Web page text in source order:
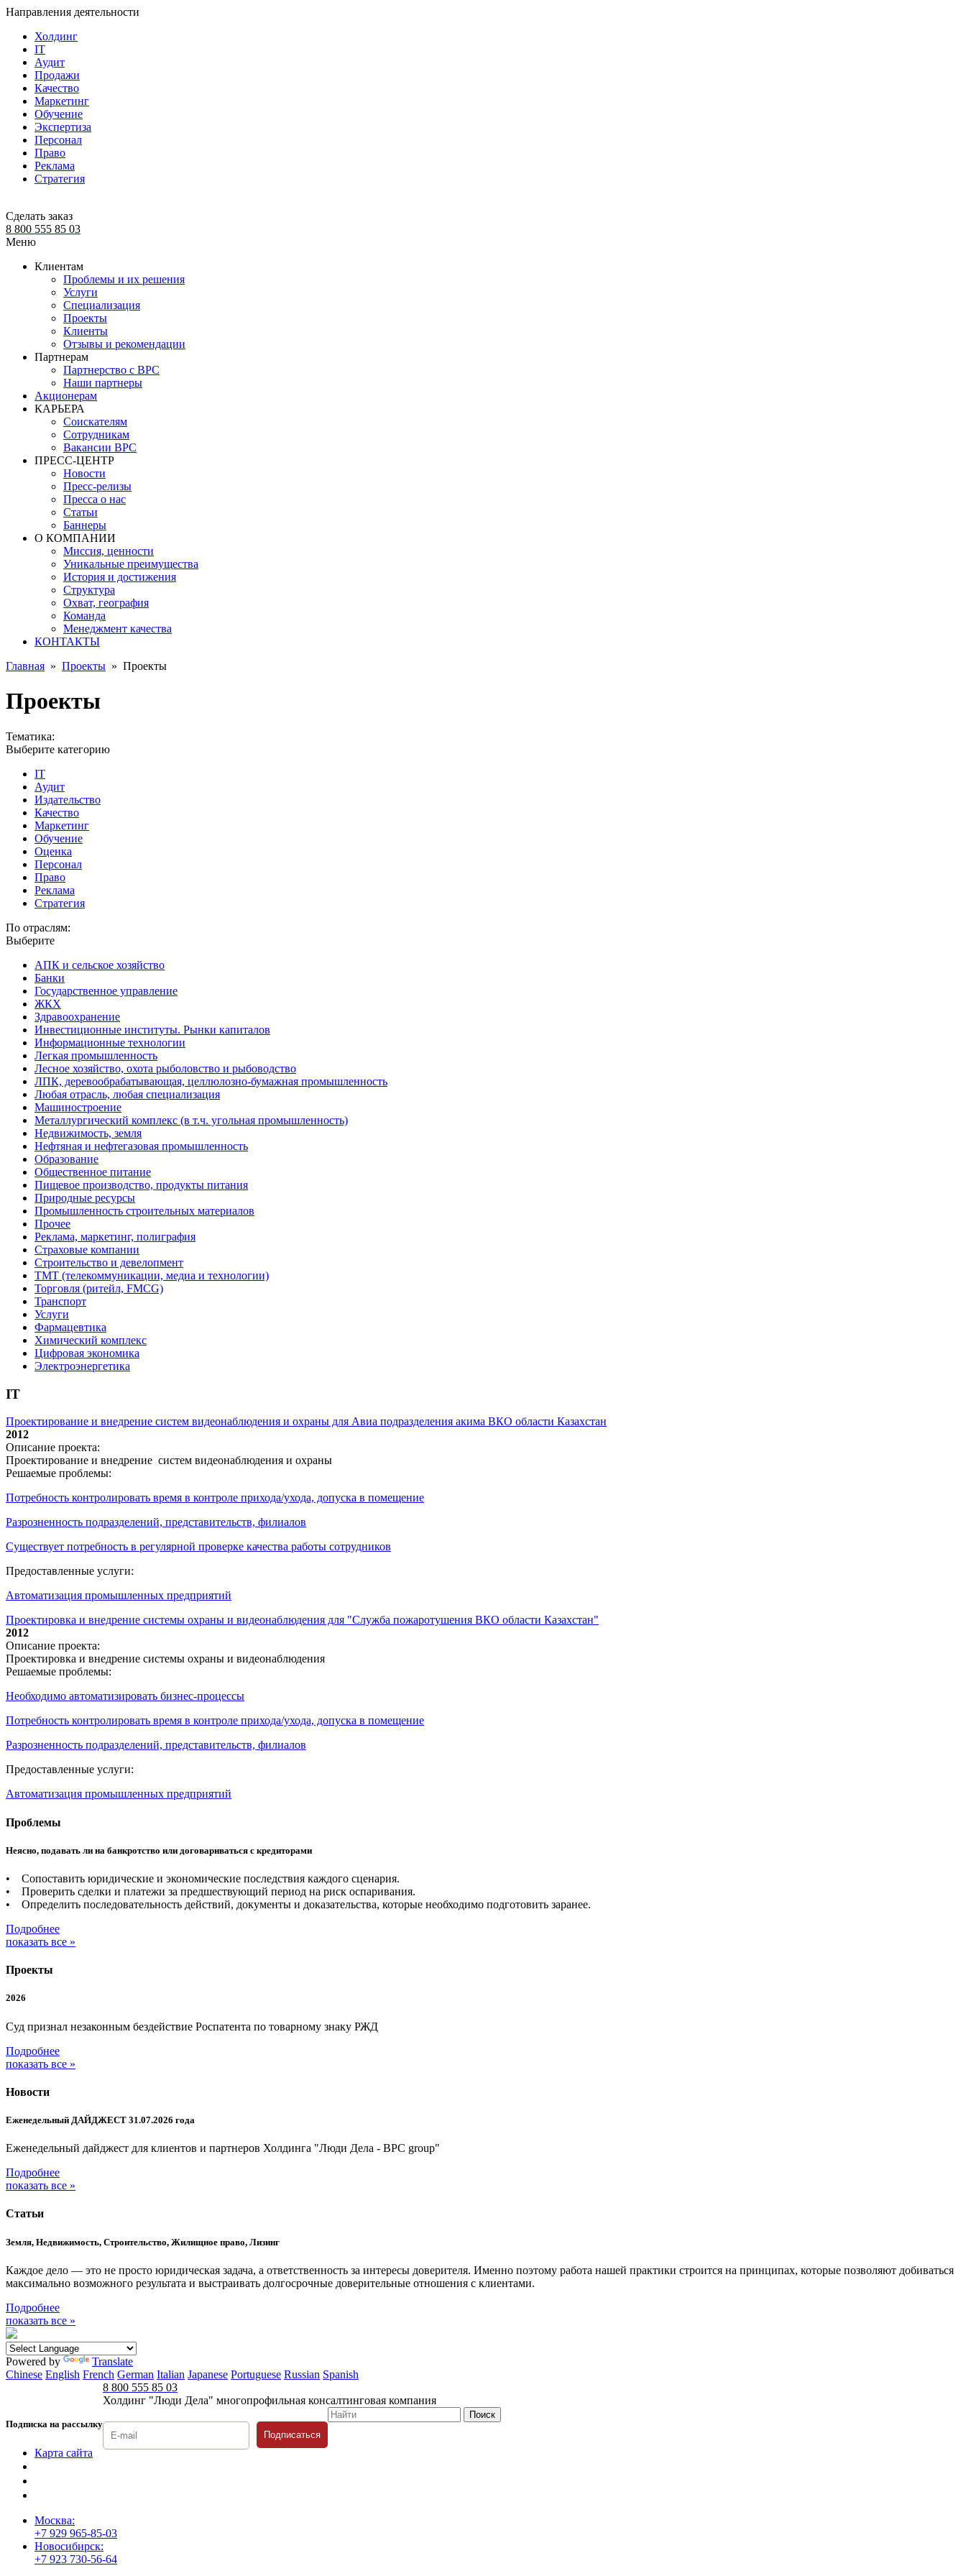
Направления деятельности
Холдинг
IT
Аудит
Продажи
Качество
Маркетинг
Обучение
Экспертиза
Персонал
Право
Реклама
Стратегия
Сделать заказ
8 800 555 85 03
Меню
Клиентам
Проблемы и их решения
Услуги
Специализация
Проекты
Клиенты
Отзывы и рекомендации
Партнерам
Партнерство с BPC
Наши партнеры
Акционерам
КАРЬЕРА
Соискателям
Сотрудникам
Вакансии BPC
ПРЕСС-ЦЕНТР
Новости
Пресс-релизы
Пресса о нас
Статьи
Баннеры
О КОМПАНИИ
Миссия, ценности
Уникальные преимущества
История и достижения
Структура
Охват, география
Команда
Менеджмент качества
КОНТАКТЫ
Главная » Проекты » Проекты
Проекты
Тематика:
Выберите категорию
IT
Аудит
Издательство
Качество
Маркетинг
Обучение
Оценка
Персонал
Право
Реклама
Стратегия
По отраслям:
Выберите
АПК и сельское хозяйство
Банки
Государственное управление
ЖКХ
Здравоохранение
Инвестиционные институты. Рынки капиталов
Информационные технологии
Легкая промышленность
Лесное хозяйство, охота рыболовство и рыбоводство
ЛПК, деревообрабатывающая, целлюлозно-бумажная промышленность
Любая отрасль, любая специализация
Машиностроение
Металлургический комплекс (в т.ч. угольная промышленность)
Недвижимость, земля
Нефтяная и нефтегазовая промышленность
Образование
Общественное питание
Пищевое производство, продукты питания
Природные ресурсы
Промышленность строительных материалов
Прочее
Реклама, маркетинг, полиграфия
Страховые компании
Строительство и девелопмент
ТМТ (телекоммуникации, медиа и технологии)
Торговля (ритейл, FMCG)
Транспорт
Услуги
Фармацевтика
Химический комплекс
Цифровая экономика
Электроэнергетика
IT
Проектирование и внедрение систем видеонаблюдения и охраны для Авиа подразделения акима ВКО области Казахстан
2012
Описание проекта:
Проектирование и внедрение систем видеонаблюдения и охраны
Решаемые проблемы:
Потребность контролировать время в контроле прихода/ухода, допуска в помещение
Разрозненность подразделений, представительств, филиалов
Существует потребность в регулярной проверке качества работы сотрудников
Предоставленные услуги:
Автоматизация промышленных предприятий
Проектировка и внедрение системы охраны и видеонаблюдения для "Служба пожаротушения ВКО области Казахстан"
2012
Описание проекта:
Проектировка и внедрение системы охраны и видеонаблюдения
Решаемые проблемы:
Необходимо автоматизировать бизнес-процессы
Потребность контролировать время в контроле прихода/ухода, допуска в помещение
Разрозненность подразделений, представительств, филиалов
Предоставленные услуги:
Автоматизация промышленных предприятий
Проблемы
Неясно, подавать ли на банкротство или договариваться с кредиторами
• Сопоставить юридические и экономические последствия каждого сценария.
• Проверить сделки и платежи за предшествующий период на риск оспаривания.
• Определить последовательность действий, документы и доказательства, которые необходимо подготовить заранее.
Подробнее
показать все »
Проекты
2026
Суд признал незаконным бездействие Роспатента по товарному знаку РЖД
Подробнее
показать все »
Новости
Еженедельный ДАЙДЖЕСТ 31.07.2026 года
Еженедельный дайджест для клиентов и партнеров Холдинга "Люди Дела - BPC group"
Подробнее
показать все »
Статьи
Земля, Недвижимость, Строительство, Жилищное право, Лизинг
Каждое дело — это не просто юридическая задача, а ответственность за интересы доверителя. Именно поэтому работа нашей практики строится на принципах, которые позволяют добиваться
максимально возможного результата и выстраивать долгосрочные доверительные отношения с клиентами.
Подробнее
показать все »
Powered by
Translate
Chinese English French German Italian Japanese Portuguese Russian Spanish
Подписка на рассылку
8 800 555 85 03
Холдинг "Люди Дела" многопрофильная консалтинговая компания
Подписаться
Карта сайта
Москва:
+7 929 965-85-03
Новосибирск:
+7 923 730-56-64